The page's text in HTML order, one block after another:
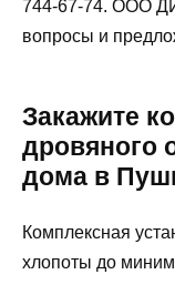
744-67-74. ООО
вопросы и
Закажите
дровяного
дома в
Комплексная
хлопоты до